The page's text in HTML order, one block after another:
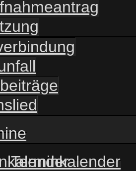
Terminkalender